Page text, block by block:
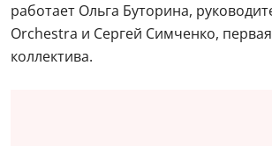
работает Ольга Буторина,
Orchestra и Сергей Симченко,
коллектива.